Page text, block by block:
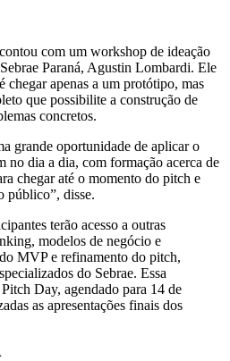
com um workshop de ideação
Paraná, Agustin Lombardi. Ele
chegar apenas a um protótipo, mas
que possibilite a construção de
concretos.
grande oportunidade de aplicar o
no dia a dia, com formação acerca de
chegar até o momento do pitch e
público”, disse.
terão acesso a outras
modelos de negócio e
MVP e refinamento do pitch,
do Sebrae. Essa
Day, agendado para 14 de
as apresentações finais dos